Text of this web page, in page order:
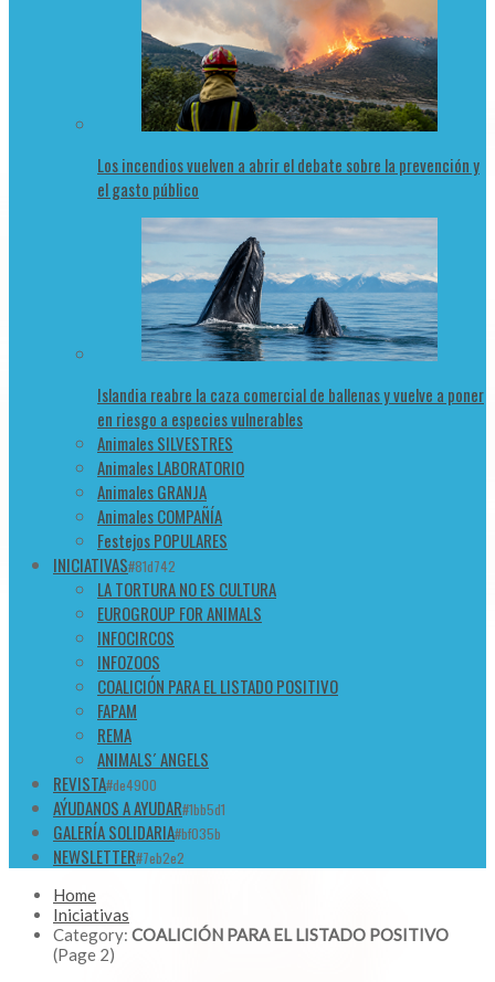
Los incendios vuelven a abrir el debate sobre la prevención y
el gasto público
Islandia reabre la caza comercial de ballenas y vuelve a poner
en riesgo a especies vulnerables
Animales SILVESTRES
Animales LABORATORIO
Animales GRANJA
Animales COMPAÑÍA
Festejos POPULARES
INICIATIVAS#81d742
LA TORTURA NO ES CULTURA
EUROGROUP FOR ANIMALS
INFOCIRCOS
INFOZOOS
COALICIÓN PARA EL LISTADO POSITIVO
FAPAM
REMA
ANIMALS´ ANGELS
REVISTA#de4900
AÝUDANOS A AYUDAR#1bb5d1
GALERÍA SOLIDARIA#bf035b
NEWSLETTER#7eb2e2
Home
Iniciativas
Category: COALICIÓN PARA EL LISTADO POSITIVO
(Page 2)